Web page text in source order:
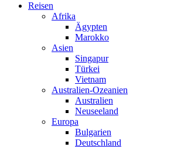
Reisen
Afrika
Ägypten
Marokko
Asien
Singapur
Türkei
Vietnam
Australien-Ozeanien
Australien
Neuseeland
Europa
Bulgarien
Deutschland